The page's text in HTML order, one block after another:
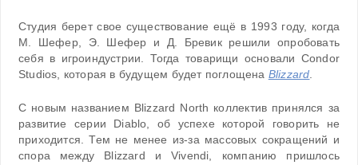
Студия берет свое существование ещё в 1993 году, когда
М. Шефер, Э. Шефер и Д. Бревик решили опробовать
себя в игроиндустрии. Тогда товарищи основали Condor
Studios, которая в будущем будет поглощена Blizzard.
С новым названием Blizzard North коллектив принялся за
развитие серии Diablo, об успехе которой говорить не
приходится. Тем не менее из-за массовых сокращений и
спора между Blizzard и Vivendi, компанию пришлось